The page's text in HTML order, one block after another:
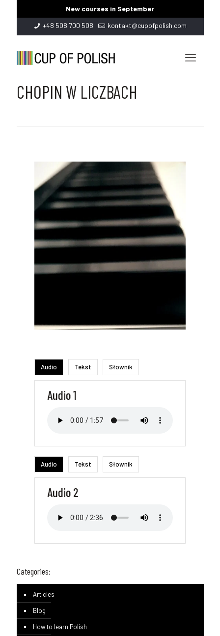
New courses in September
+48 508 700 508
kontakt@cupofpolish.com
CHOPIN W LICZBACH
Audio Tekst Słownik
Audio 1
Audio Tekst Słownik
Audio 2
Categories:
Articles
Blog
How to learn Polish